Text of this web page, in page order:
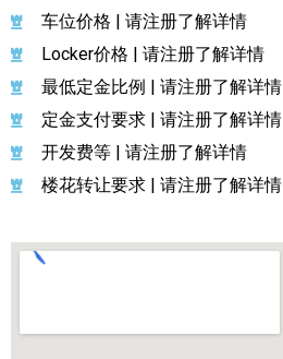
车位价格 | 请注册了解详情
Locker价格 | 请注册了解详情
最低定金比例 | 请注册了解详情
定金支付要求 | 请注册了解详情
开发费等 | 请注册了解详情
楼花转让要求 | 请注册了解详情